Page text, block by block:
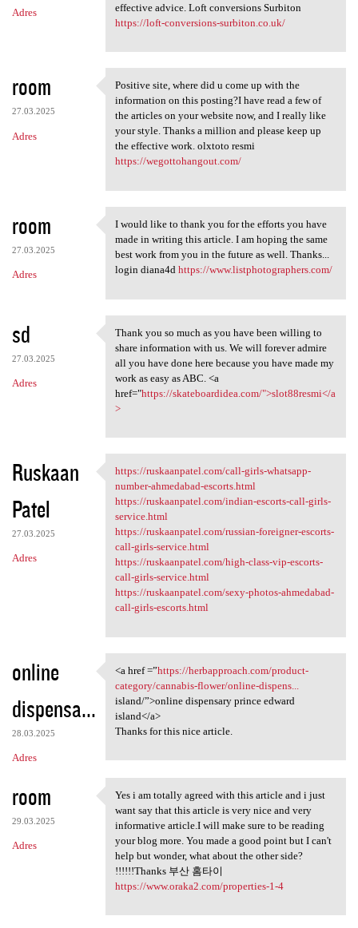
Adres
effective advice. Loft conversions Surbiton
https://loft-conversions-surbiton.co.uk/
room
27.03.2025
Adres
Positive site, where did u
Positive site, where did u come up with the
information on this posting?I have read a few of
the articles on your website now, and I really like
your style. Thanks a million and please keep up
the effective work. olxtoto resmi
https://wegottohangout.com/
room
27.03.2025
Adres
I would like to thank you for
I would like to thank you for the efforts you have
made in writing this article. I am hoping the same
best work from you in the future as well. Thanks...
login diana4d https://www.listphotographers.com/
sd
27.03.2025
Adres
Thank you so much as you have
Thank you so much as you have been willing to
share information with us. We will forever admire
all you have done here because you have made my
work as easy as ABC. <a
href="https://skateboardidea.com/">slot88resmi</a
>
Ruskaan
Patel
27.03.2025
Adres
https://ruskaanpatel.com/call
https://ruskaanpatel.com/call-girls-whatsapp-
number-ahmedabad-escorts.html
https://ruskaanpatel.com/indian-escorts-call-girls-
service.html
https://ruskaanpatel.com/russian-foreigner-escorts-
call-girls-service.html
https://ruskaanpatel.com/high-class-vip-escorts-
call-girls-service.html
https://ruskaanpatel.com/sexy-photos-ahmedabad-
call-girls-escorts.html
online
dispensa...
28.03.2025
Adres
<a href =”https:/
<a href =”https://herbapproach.com/product-
category/cannabis-flower/online-dispens...
island/”>online dispensary prince edward
island</a>
Thanks for this nice article.
room
29.03.2025
Adres
Yes i am totally agreed with
Yes i am totally agreed with this article and i just
want say that this article is very nice and very
informative article.I will make sure to be reading
your blog more. You made a good point but I can't
help but wonder, what about the other side?
!!!!!!Thanks 부산 홈타이
https://www.oraka2.com/properties-1-4